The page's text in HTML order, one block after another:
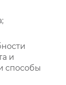
и
способы